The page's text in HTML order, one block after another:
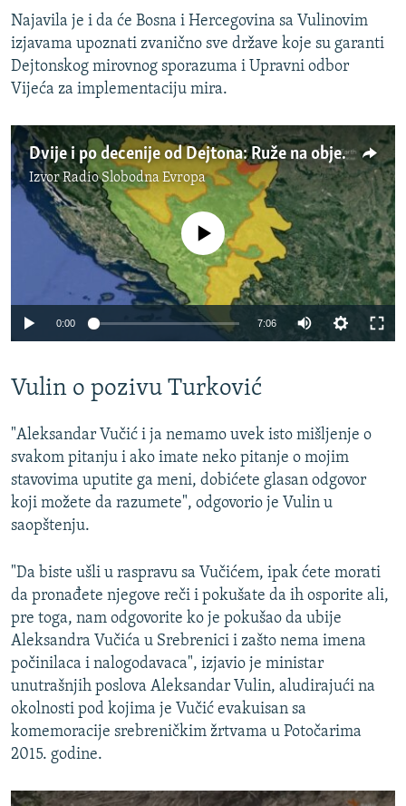
Najavila je i da će Bosna i Hercegovina sa Vulinovim
izjavama upoznati zvanično sve države koje su garanti
Dejtonskog mirovnog sporazuma i Upravni odbor
Vijeća za implementaciju mira.
Dvije i po decenije od Dejtona: Ruže na obje strane isto cvjetaju
IzvorRadio Slobodna Evropa
720p 1080p
No media source currently available
0:00 7:06
720p
1080p
Vulin o pozivu Turković
"Aleksandar Vučić i ja nemamo uvek isto mišljenje o
svakom pitanju i ako imate neko pitanje o mojim
stavovima uputite ga meni, dobićete glasan odgovor
koji možete da razumete", odgovorio je Vulin u
saopštenju.
"Da biste ušli u raspravu sa Vučićem, ipak ćete morati
da pronađete njegove reči i pokušate da ih osporite ali,
pre toga, nam odgovorite ko je pokušao da ubije
Aleksandra Vučića u Srebrenici i zašto nema imena
počinilaca i nalogodavaca", izjavio je ministar
unutrašnjih poslova Aleksandar Vulin, aludirajući na
okolnosti pod kojima je Vučić evakuisan sa
komemoracije srebreničkim žrtvama u Potočarima
2015. godine.